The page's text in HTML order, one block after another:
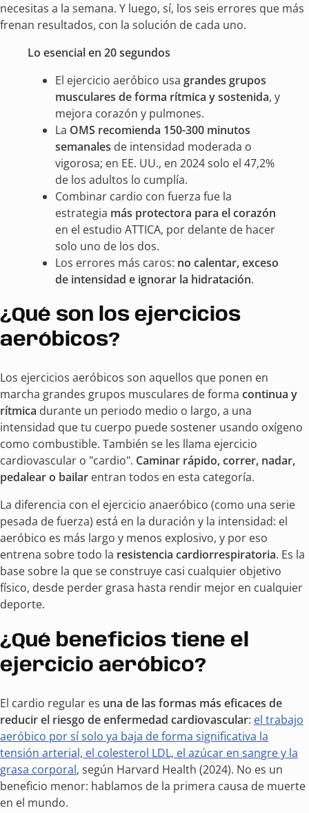
necesitas a la semana. Y luego, sí, los seis errores que más
frenan resultados, con la solución de cada uno.
Lo esencial en 20 segundos
El ejercicio aeróbico usa grandes grupos
musculares de forma rítmica y sostenida, y
mejora corazón y pulmones.
La OMS recomienda 150-300 minutos
semanales de intensidad moderada o
vigorosa; en EE. UU., en 2024 solo el 47,2%
de los adultos lo cumplía.
Combinar cardio con fuerza fue la
estrategia más protectora para el corazón
en el estudio ATTICA, por delante de hacer
solo uno de los dos.
Los errores más caros: no calentar, exceso
de intensidad e ignorar la hidratación.
¿Qué son los ejercicios
aeróbicos?
Los ejercicios aeróbicos son aquellos que ponen en
marcha grandes grupos musculares de forma continua y
rítmica durante un periodo medio o largo, a una
intensidad que tu cuerpo puede sostener usando oxígeno
como combustible. También se les llama ejercicio
cardiovascular o "cardio". Caminar rápido, correr, nadar,
pedalear o bailar entran todos en esta categoría.
La diferencia con el ejercicio anaeróbico (como una serie
pesada de fuerza) está en la duración y la intensidad: el
aeróbico es más largo y menos explosivo, y por eso
entrena sobre todo la resistencia cardiorrespiratoria. Es la
base sobre la que se construye casi cualquier objetivo
físico, desde perder grasa hasta rendir mejor en cualquier
deporte.
¿Qué beneficios tiene el
ejercicio aeróbico?
El cardio regular es una de las formas más eficaces de
reducir el riesgo de enfermedad cardiovascular: el trabajo
aeróbico por sí solo ya baja de forma significativa la
tensión arterial, el colesterol LDL, el azúcar en sangre y la
grasa corporal, según Harvard Health (2024). No es un
beneficio menor: hablamos de la primera causa de muerte
en el mundo.